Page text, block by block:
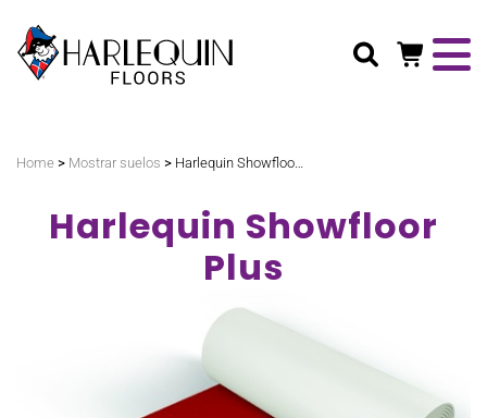
Home > Mostrar suelos > Harlequin Showfloor Plus
Harlequin Showfloor
Plus